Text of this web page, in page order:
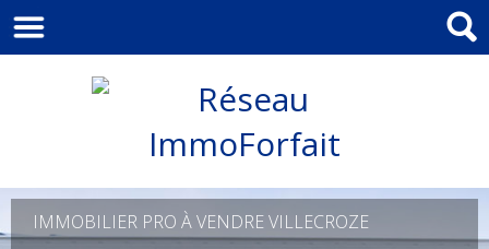
IMMOBILIER PRO À VENDRE VILLECROZE